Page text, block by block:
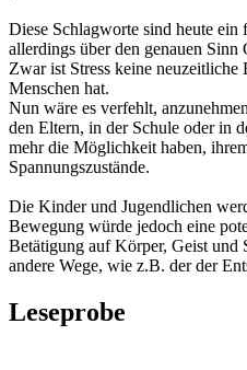
Diese Schlagworte sind heute ein
allerdings über den genauen Sinn
Zwar ist Stress keine
Menschen hat.
Nun wäre es verfehlt,
den Eltern, in der Schule oder in
mehr die Möglichkeit haben,
Spannungszustände.
Die Kinder und Jugendlichen
Bewegung würde jedoch eine
Betätigung auf Körper, Geist und
andere Wege, wie z.B. der der
Leseprobe